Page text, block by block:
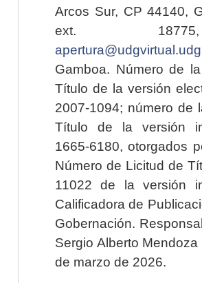
Arcos Sur, CP 44140,
ext.
Gamboa. Número de
Título de la versión
2007-1094; número de
Título de la versión
1665-6180, otorgados
Número de Licitud de
11022 de la versión
Calificadora de
Gobernación.
Sergio Alberto
de marzo de 2026.